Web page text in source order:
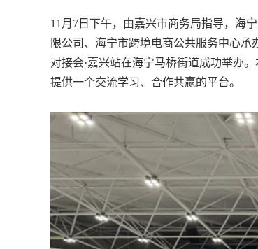
11月7日下午，由嘉兴市商务局指导，海
限公司、海宁市跨境电商公共服务中心承
对接会·嘉兴站在海宁马桥街道成功举办
提供一个交流学习、合作共赢的平台。